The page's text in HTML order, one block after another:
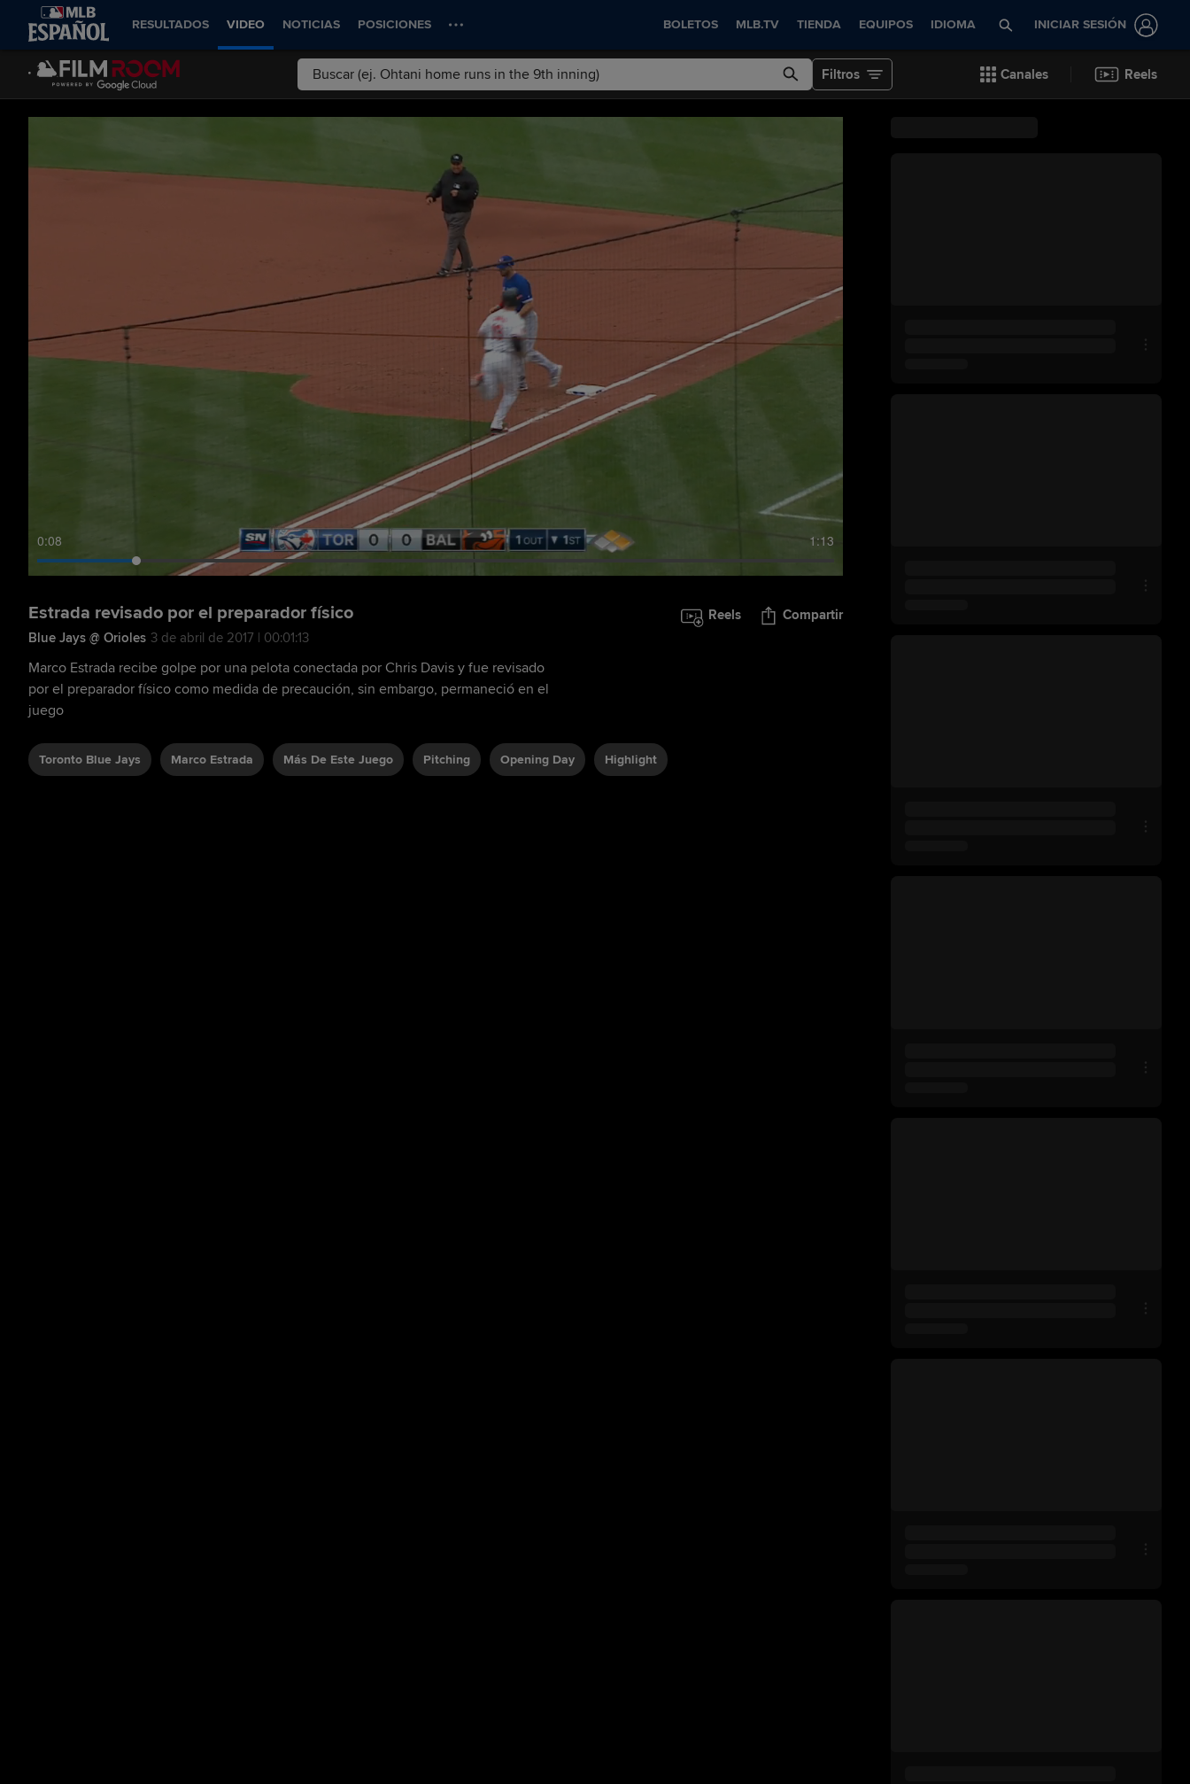
RESULTADOS VIDEO NOTICIAS POSICIONES BOLETOS MLB.TV TIENDA EQUIPOS IDIOMA INICIAR SESIÓN
Filtros Canales Reels
0:10 1:13
Estrada revisado por el preparador físico
Blue Jays @ Orioles 3 de abril de 2017 | 00:01:13
Reels Compartir
Marco Estrada recibe golpe por una pelota conectada por Chris Davis y fue revisado
por el preparador físico como medida de precaución, sin embargo, permaneció en el
juego
Toronto Blue Jays Marco Estrada Más De Este Juego Pitching Opening Day Highlight